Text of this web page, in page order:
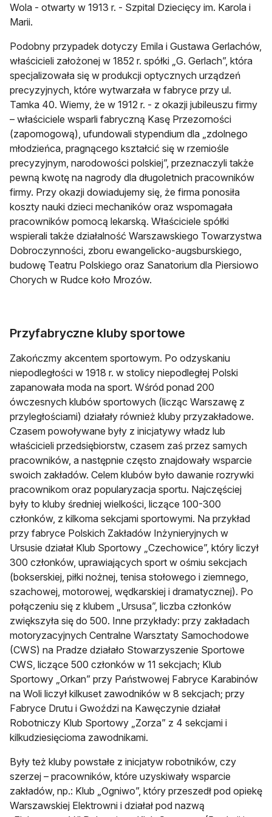
Wola - otwarty w 1913 r. - Szpital Dziecięcy im. Karola i
Marii.
Podobny przypadek dotyczy Emila i Gustawa Gerlachów,
właścicieli założonej w 1852 r. spółki „G. Gerlach”, która
specjalizowała się w produkcji optycznych urządzeń
precyzyjnych, które wytwarzała w fabryce przy ul.
Tamka 40. Wiemy, że w 1912 r. - z okazji jubileuszu firmy
– właściciele wsparli fabryczną Kasę Przezorności
(zapomogową), ufundowali stypendium dla „zdolnego
młodzieńca, pragnącego kształcić się w rzemiośle
precyzyjnym, narodowości polskiej”, przeznaczyli także
pewną kwotę na nagrody dla długoletnich pracowników
firmy. Przy okazji dowiadujemy się, że firma ponosiła
koszty nauki dzieci mechaników oraz wspomagała
pracowników pomocą lekarską. Właściciele spółki
wspierali także działalność Warszawskiego Towarzystwa
Dobroczynności, zboru ewangelicko-augsburskiego,
budowę Teatru Polskiego oraz Sanatorium dla Piersiowo
Chorych w Rudce koło Mrozów.
Przyfabryczne kluby sportowe
Zakończmy akcentem sportowym. Po odzyskaniu
niepodległości w 1918 r. w stolicy niepodległej Polski
zapanowała moda na sport. Wśród ponad 200
ówczesnych klubów sportowych (licząc Warszawę z
przyległościami) działały również kluby przyzakładowe.
Czasem powoływane były z inicjatywy władz lub
właścicieli przedsiębiorstw, czasem zaś przez samych
pracowników, a następnie często znajdowały wsparcie
swoich zakładów. Celem klubów było dawanie rozrywki
pracownikom oraz popularyzacja sportu. Najczęściej
były to kluby średniej wielkości, liczące 100-300
członków, z kilkoma sekcjami sportowymi. Na przykład
przy fabryce Polskich Zakładów Inżynieryjnych w
Ursusie działał Klub Sportowy „Czechowice”, który liczył
300 członków, uprawiających sport w ośmiu sekcjach
(bokserskiej, piłki nożnej, tenisa stołowego i ziemnego,
szachowej, motorowej, wędkarskiej i dramatycznej). Po
połączeniu się z klubem „Ursusa”, liczba członków
zwiększyła się do 500. Inne przykłady: przy zakładach
motoryzacyjnych Centralne Warsztaty Samochodowe
(CWS) na Pradze działało Stowarzyszenie Sportowe
CWS, liczące 500 członków w 11 sekcjach; Klub
Sportowy „Orkan” przy Państwowej Fabryce Karabinów
na Woli liczył kilkuset zawodników w 8 sekcjach; przy
Fabryce Drutu i Gwoździ na Kawęczynie działał
Robotniczy Klub Sportowy „Zorza” z 4 sekcjami i
kilkudziesięcioma zawodnikami.
Były też kluby powstałe z inicjatyw robotników, czy
szerzej – pracowników, które uzyskiwały wsparcie
zakładów, np.: Klub „Ogniwo”, który przeszedł pod opiekę
Warszawskiej Elektrowni i działał pod nazwą